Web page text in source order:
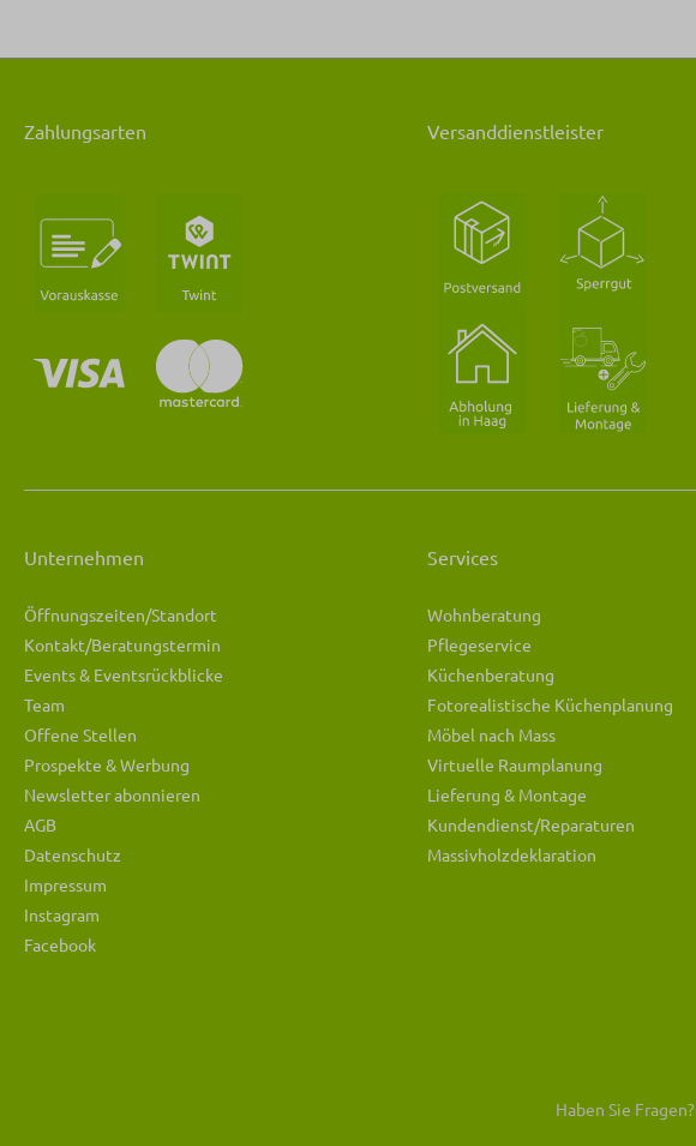
Zahlungsarten Versanddienstleister
Unternehmen
Öffnungszeiten/Standort
Kontakt/Beratungstermin
Events & Eventsrückblicke
Team
Offene Stellen
Prospekte & Werbung
Newsletter abonnieren
AGB
Datenschutz
Impressum
Instagram
Facebook
Services
Wohnberatung
Pflegeservice
Küchenberatung
Fotorealistische Küchenplanung
Möbel nach Mass
Virtuelle Raumplanung
Lieferung & Montage
Kundendienst/Reparaturen
Massivholzdeklaration
Haben Sie Fragen?